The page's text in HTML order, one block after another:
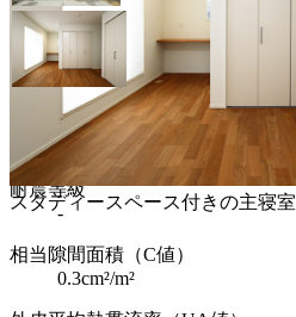
スタディースペース付きの主寝室
所在地
新潟市東区
耐震等級
-
相当隙間面積（C値）
0.3cm²/m²